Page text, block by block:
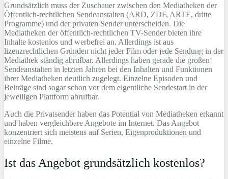
Grundsätzlich muss der Zuschauer zwischen den Mediatheken der
Öffentlich-rechtlichen Sendeanstalten (ARD, ZDF, ARTE, dritte
Programme) und der privaten Sender unterscheiden. Die
Mediatheken der öffentlich-rechtlichen TV-Sender bieten ihre
Inhalte kostenlos und werbefrei an. Allerdings ist aus
lizenzrechtlichen Gründen nicht jeder Film oder jede Sendung in der
Mediathek ständig abrufbar. Allerdings haben gerade die großen
Sendeanstalten in letzten Jahren bei den Inhalten und Funktionen
ihrer Mediatheken deutlich zugelegt. Einzelne Episoden und
Beiträge sind sogar schon vor dem eigentliche Sendestart in der
jeweiligen Plattform abrufbar.
Auch die Privatsender haben das Potential von Mediatheken erkannt
und haben vergleichbare Angebote im Internet. Das Angebot
konzentriert sich meistens auf Serien, Eigenproduktionen und
einzelne Filme.
Ist das Angebot grundsätzlich kostenlos?